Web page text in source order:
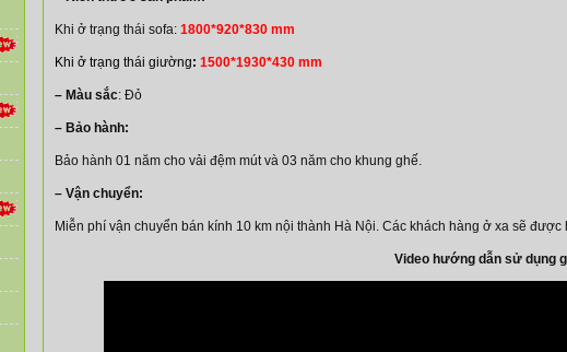
Khi ở trạng thái sofa: 1800*920*830 mm
Khi ở trạng thái giường: 1500*1930*430 mm
– Màu sắc: Đỏ
– Bảo hành:
Bảo hành 01 năm cho vải đệm mút và 03 năm cho khung ghế.
– Vận chuyển:
Miễn phí vận chuyển bán kính 10 km nội thành Hà Nội. Các khách hàng ở xa sẽ
Video hướng dẫn sử dụng